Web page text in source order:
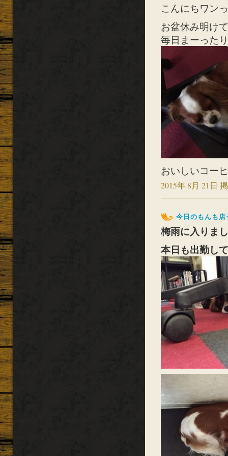
こんにちワン
お盆休み明け
毎日まーった
おいしいコー
2015年 8月 21日
今日のもんも店
梅雨に入りま
本日も出勤し